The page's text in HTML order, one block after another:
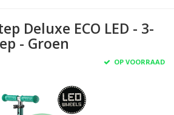
Deluxe ECO LED - 3-
- Groen
OP VOORRAAD